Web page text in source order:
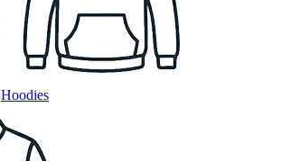
Hoodies